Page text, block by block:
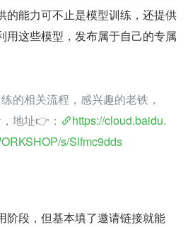
的能力可不止是模型训练，还提供
用这些模型，发布属于自己的专属
的相关流程，感兴趣的老铁，
地址👉：
https://cloud.baidu.
s/Slfmc9dds
阶段，但基本填了邀请链接就能